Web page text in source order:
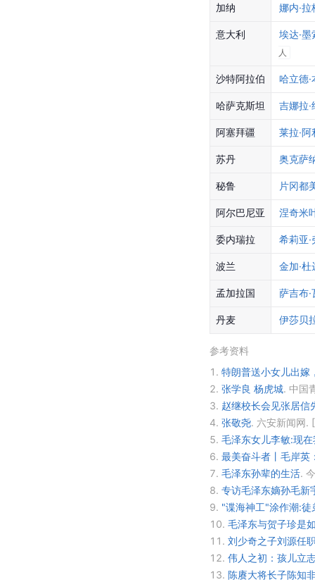
加纳 娜内·
意大利 埃达·
人
沙特阿拉伯 哈立德·
哈萨克斯坦 吉娜拉
阿塞拜疆 莱拉·
苏丹 奥克萨
秘鲁 片冈都
阿尔巴尼亚 涅奇米
委内瑞拉 希莉亚
波兰 金加·杜
孟加拉国 萨吉布·
丹麦 伊莎贝
参考资料
1. 特朗普送小女儿出嫁
2. 张学良 杨虎城. 中国
3. 赵继校长会见张居信
4. 张敬尧. 六安新闻网.
5. 毛泽东女儿李敏:现
6. 最美奋斗者丨毛岸英
7. 毛泽东孙辈的生活.
8. 专访毛泽东嫡孙毛新
9. "谍海神工"涂作潮:徒
10. 毛泽东与贺子珍是
11. 刘少奇之子刘源任
12. 伟人之初：孩儿立
13. 陈赓大将长子陈知